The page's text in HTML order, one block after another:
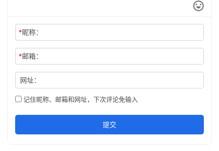
*昵称：
*邮箱：
网址：
记住昵称、邮箱和网址，下次评论免输入
提交